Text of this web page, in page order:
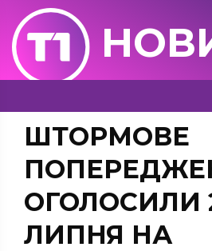
ШТОРМОВЕ
ОГОЛОСИЛИ
ЛИПНЯ НА